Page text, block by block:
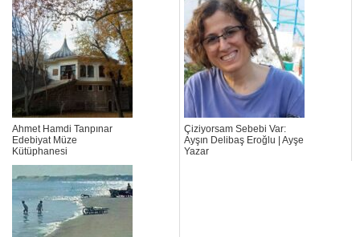
Ahmet Hamdi Tanpınar
Edebiyat Müze
Kütüphanesi
Çiziyorsam Sebebi Var:
Ayşın Delibaş Eroğlu | Ayşe
Yazar